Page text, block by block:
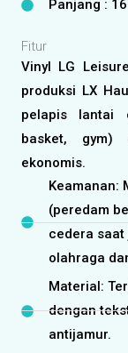
Panjang :
Fitur
Vinyl LG
produksi LX
pelapis lantai
basket, gym)
ekonomis.
Keamanan:
(peredam
cedera
olahraga
Material:
dengan
antijamur.